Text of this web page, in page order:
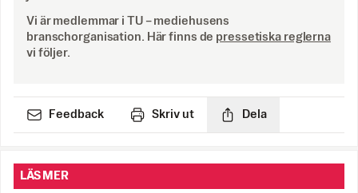
Vi är medlemmar i TU – mediehusens
branschorganisation. Här finns de pressetiska reglerna
vi följer.
Feedback Skriv ut Dela
LÄS MER